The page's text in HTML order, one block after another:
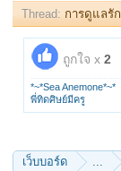
Thread: การดูแลรั
ถูกใจ x 2
*~*Sea Anemone*~*
พี่ทิดศิษย์มีครู
เว็บบอร์ด ...